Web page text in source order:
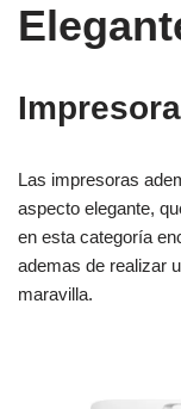
Las impresoras
aspecto elegante,
en esta categoría
ademas de realizar
maravilla.